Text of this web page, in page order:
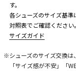
す。
各シューズのサイズ基
対照表でご確認ください。
サイズガイド
※シューズのサイズ交換は
「サイズ感が不安」「